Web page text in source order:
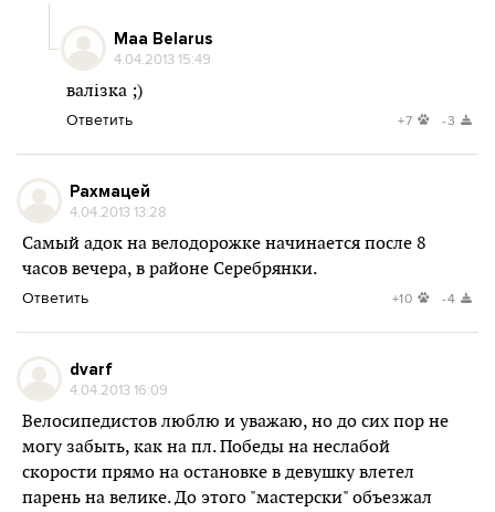
Maa Belarus
4.04.2013 15:49
валізка ;)
Ответить +7 -3
Рахмацей
4.04.2013 13:28
Самый адок на велодорожке начинается после 8
часов вечера, в районе Серебрянки.
Ответить +10 -4
dvarf
4.04.2013 16:09
Велосипедистов люблю и уважаю, но до сих пор не
могу забыть, как на пл. Победы на неслабой
скорости прямо на остановке в девушку влетел
парень на велике. До этого "мастерски" объезжал